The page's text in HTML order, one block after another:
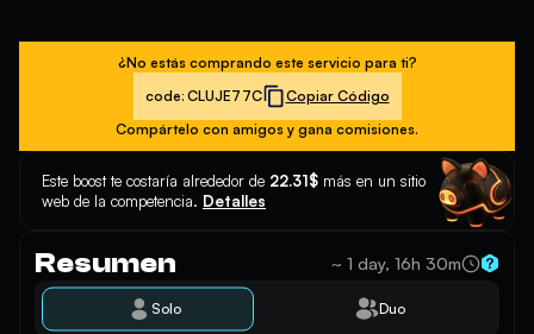
¿No estás comprando este servicio para ti?
code: CLUJE77C
Copiar Código
Compártelo con amigos y gana comisiones.
Este boost te costaría alrededor de 22.31$ más en un sitio
web de la competencia. Detalles
Resumen ~ 1 day, 16h 30m
Solo Duo